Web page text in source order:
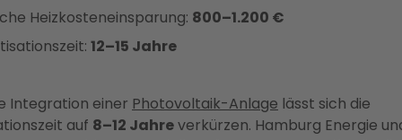
Heizkosteneinsparung: 800–1.200 €
12–15 Jahre
Integration einer Photovoltaik-Anlage lässt sich die
auf 8–12 Jahreverkürzen. Hamburg Energie